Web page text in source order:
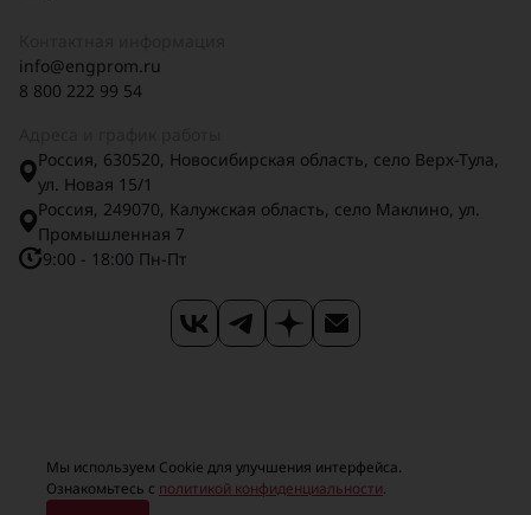
info@engprom.ru
8 800 222 99 54
Россия, 630520, Новосибирская область, село Верх-Тула,
ул. Новая 15/1
Россия, 249070, Калужская область, село Маклино, ул.
Промышленная 7
9:00 - 18:00 Пн-Пт
Карта сайта Карточка предприятия
Политика конфиденциальности
Мы используем Сookie для улучшения интерфейса.
Ознакомьтесь с политикой конфиденциальности.